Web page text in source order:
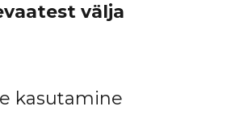
välja
kasutamine